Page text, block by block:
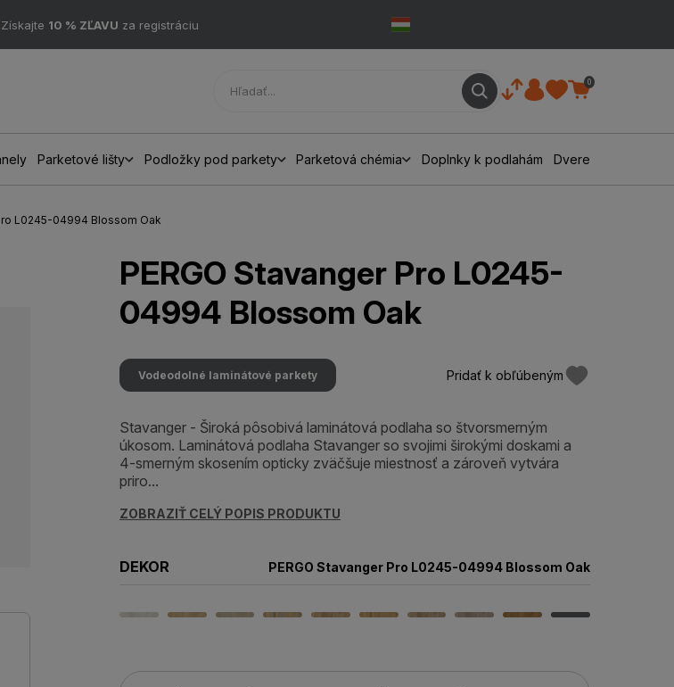
Získajte 10 % ZĽAVU za registráciu
0
Parketové lišty Podložky pod parkety Parketová chémia Doplnky k podlahám Dvere
L0245-04994 Blossom Oak
PERGO Stavanger Pro L0245-
04994 Blossom Oak
Vodeodolné laminátové parkety Pridať k obľúbeným
Stavanger - Široká pôsobivá laminátová podlaha so štvorsmerným
úkosom. Laminátová podlaha Stavanger so svojimi širokými doskami a
4-smerným skosením opticky zväčšuje miestnosť a zároveň vytvára
priro...
ZOBRAZIŤ CELÝ POPIS PRODUKTU
DEKOR PERGO Stavanger Pro L0245-04994 Blossom Oak